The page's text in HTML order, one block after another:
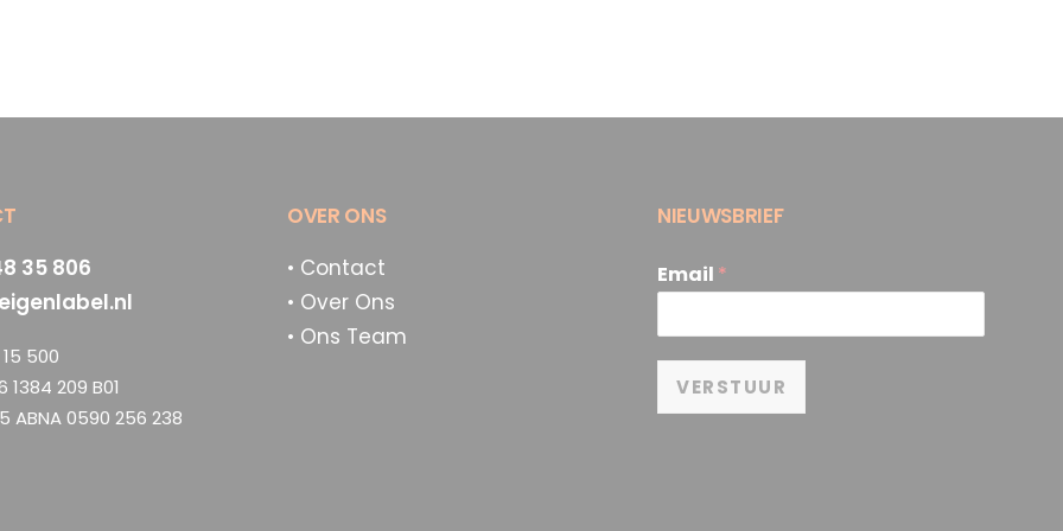
35 806
500
1384 209 B01
ABNA 0590 256 238
OVER ONS
• Contact
• Over Ons
• Ons Team
NIEUWSBRIEF
Email *
VERSTUUR